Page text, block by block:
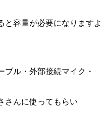
と容量が必要になりますよ
ル・外部接続マイク・
さんに使ってもらい